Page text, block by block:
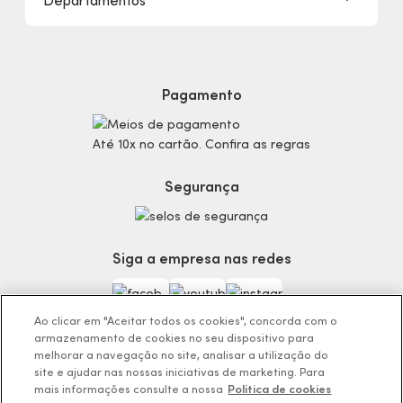
Preferências de Cookies
Consumidor.gov.br
Código de defesa do consumidor
Trocas e Devoluções
Produtos Masculinos
Teste do Tom de Base
Teste da Fragrância Perfeita
Encontre o Presente Ideal!
Beauty Week
Guia da Beleza Eudora
Pagamento
Até 10x no cartão. Confira as regras
Segurança
Siga a empresa nas redes
Ao clicar em "Aceitar todos os cookies", concorda com o
armazenamento de cookies no seu dispositivo para
melhorar a navegação no site, analisar a utilização do
site e ajudar nas nossas iniciativas de marketing. Para
mais informações consulte a nossa Politica de cookies